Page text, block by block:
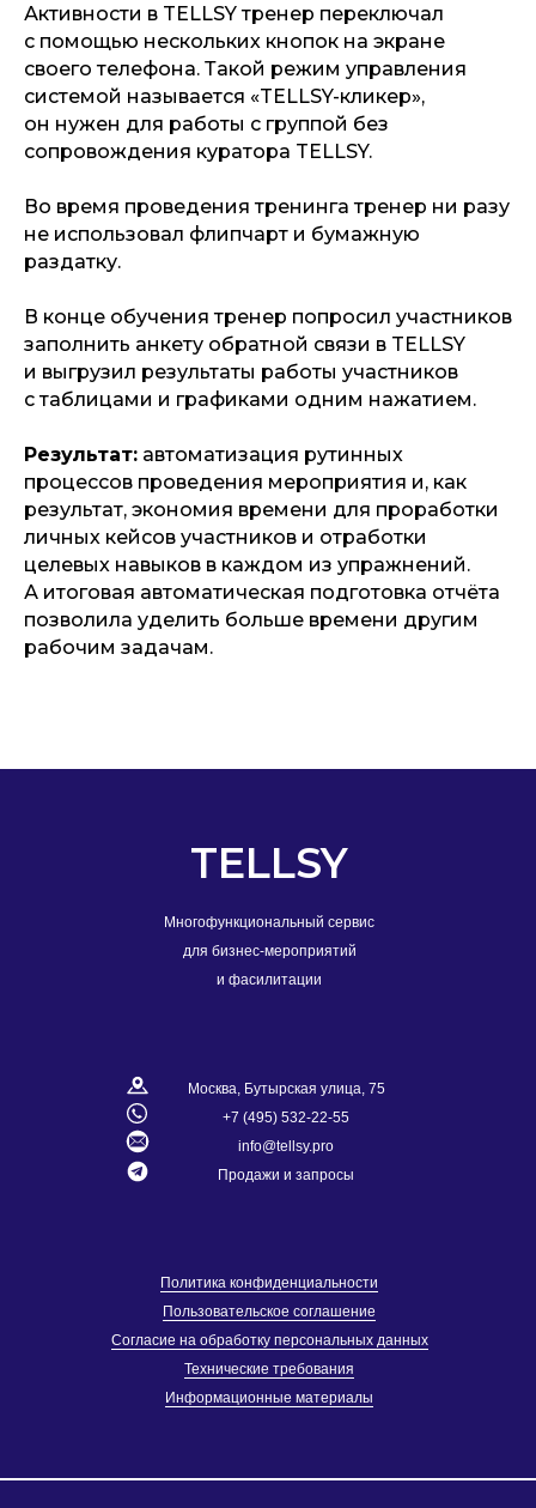
Активности в TELLSY тренер переключал
с помощью нескольких кнопок на экране
своего телефона. Такой режим управления
системой называется «TELLSY-кликер»,
он нужен для работы с группой без
сопровождения куратора TELLSY.
Во время проведения тренинга тренер ни разу
не использовал флипчарт и бумажную
раздатку.
В конце обучения тренер попросил участников
заполнить анкету обратной связи в TELLSY
и выгрузил результаты работы участников
с таблицами и графиками одним нажатием.
Результат: автоматизация рутинных
процессов проведения мероприятия и, как
результат, экономия времени для проработки
личных кейсов участников и отработки
целевых навыков в каждом из упражнений.
А итоговая автоматическая подготовка отчёта
позволила уделить больше времени другим
рабочим задачам.
Политика конфиденциальности
Пользовательское соглашение
Согласие на обработку персональных данных
Технические требования
Информационные материалы
Многофункциональный сервис
для бизнес-мероприятий
и фасилитации
TELLSY
Москва, Бутырская улица, 75
+7 (495) 532-22-55
info@tellsy.pro
Продажи и запросы